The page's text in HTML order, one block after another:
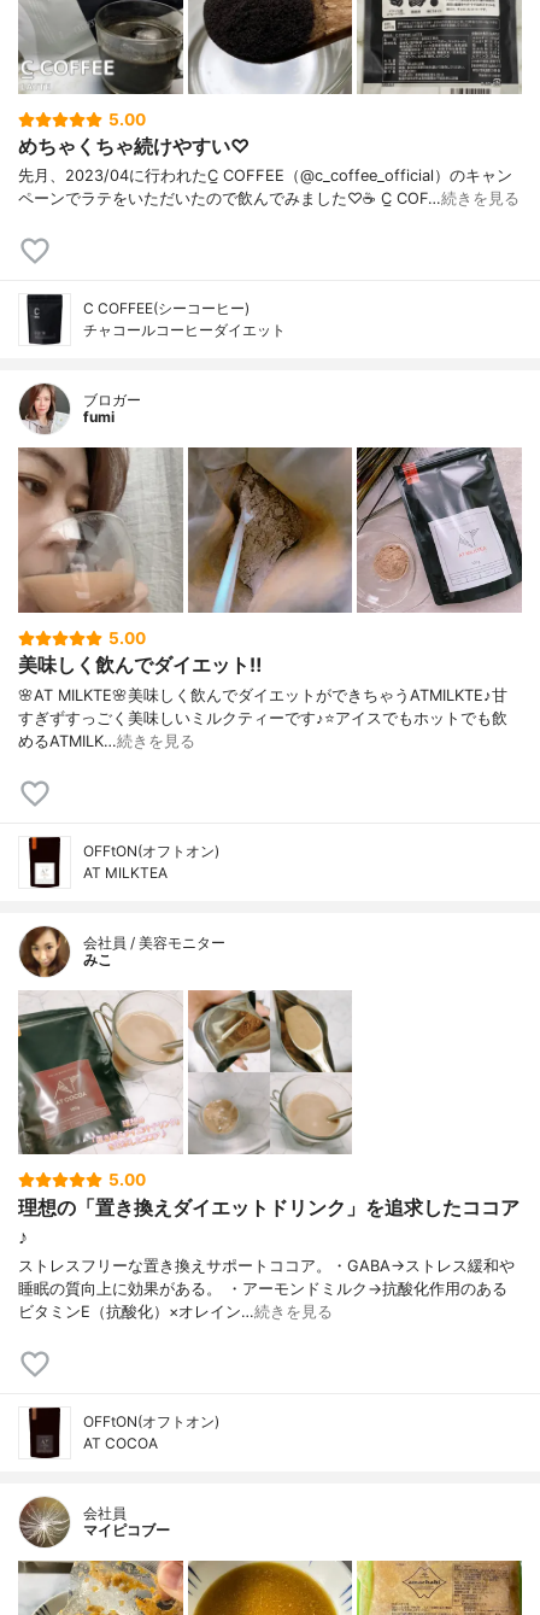
5.00
めちゃくちゃ続けやすい♡
先月、2023/04に行われたC̲ COFFEE（@c_coffee_official）のキャン
ペーンでラテをいただいたので飲んでみました♡☕️ C̲ COF…続きを見る
C COFFEE(シーコーヒー)
チャコールコーヒーダイエット
ブロガー
fumi
5.00
美味しく飲んでダイエット‼️
🌸AT MILKTE🌸美味しく飲んでダイエットができちゃうATMILKTE♪甘
すぎずすっごく美味しいミルクティーです♪⭐️アイスでもホットでも飲
めるATMILK…続きを見る
OFFtON(オフトオン)
AT MILKTEA
会社員 / 美容モニター
みこ
5.00
理想の「置き換えダイエットドリンク」を追求したココア
♪
ストレスフリーな置き換えサポートココア。・GABA→ストレス緩和や
睡眠の質向上に効果がある。 ・アーモンドミルク→抗酸化作用のある
ビタミンE（抗酸化）×オレイン…続きを見る
OFFtON(オフトオン)
AT COCOA
会社員
マイピコブー